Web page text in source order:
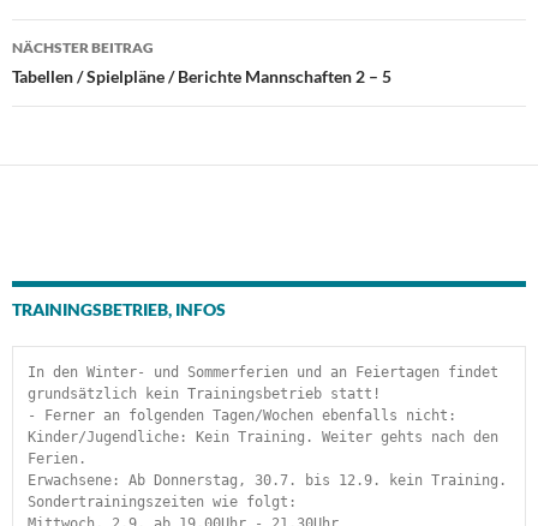
Beitragsnavigation
NÄCHSTER BEITRAG
Tabellen / Spielpläne / Berichte Mannschaften 2 – 5
TRAININGSBETRIEB, INFOS
In den Winter- und Sommerferien und an Feiertagen findet
grundsätzlich kein Trainingsbetrieb statt!
- Ferner an folgenden Tagen/Wochen ebenfalls nicht:
Kinder/Jugendliche: Kein Training. Weiter gehts nach den
Ferien.
Erwachsene: Ab Donnerstag, 30.7. bis 12.9. kein Training.
Sondertrainingszeiten wie folgt: